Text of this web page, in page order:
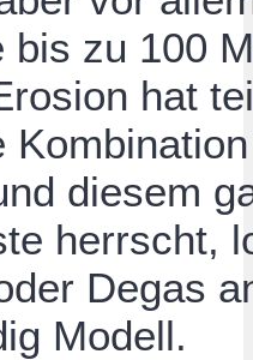
bis zu 100
hat
diesem
herrscht,
Degas
Modell.